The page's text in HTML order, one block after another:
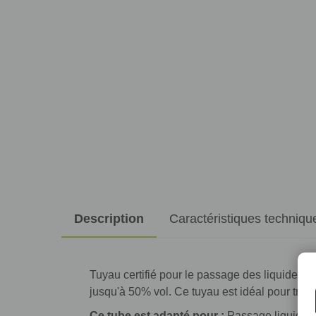
Description Caractéristiques
Tuyau certifié pour le passage des liquides
jusqu'à 50% vol. Ce tuyau est idéal pour